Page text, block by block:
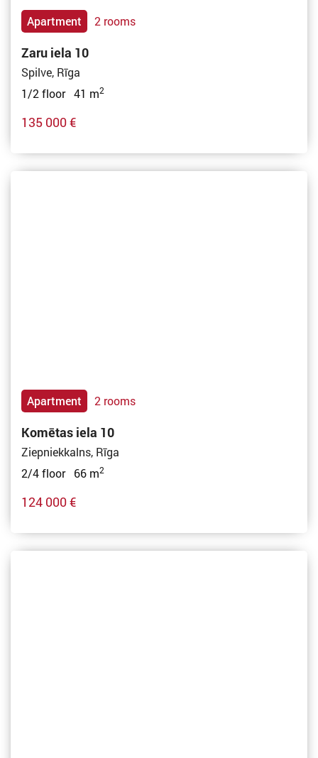
Apartment 2 rooms
Zaru iela 10
Spilve, Rīga
1/2 floor 41 m2
135 000 €
Apartment 2 rooms
Komētas iela 10
Ziepniekkalns, Rīga
2/4 floor 66 m2
124 000 €